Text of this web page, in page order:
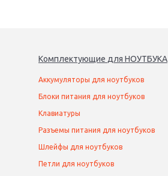
Комплектующие для НОУТБУКА
Аккумуляторы для ноутбуков
Блоки питания для ноутбуков
Клавиатуры
Разъемы питания для ноутбуков
Шлейфы для ноутбуков
Петли для ноутбуков